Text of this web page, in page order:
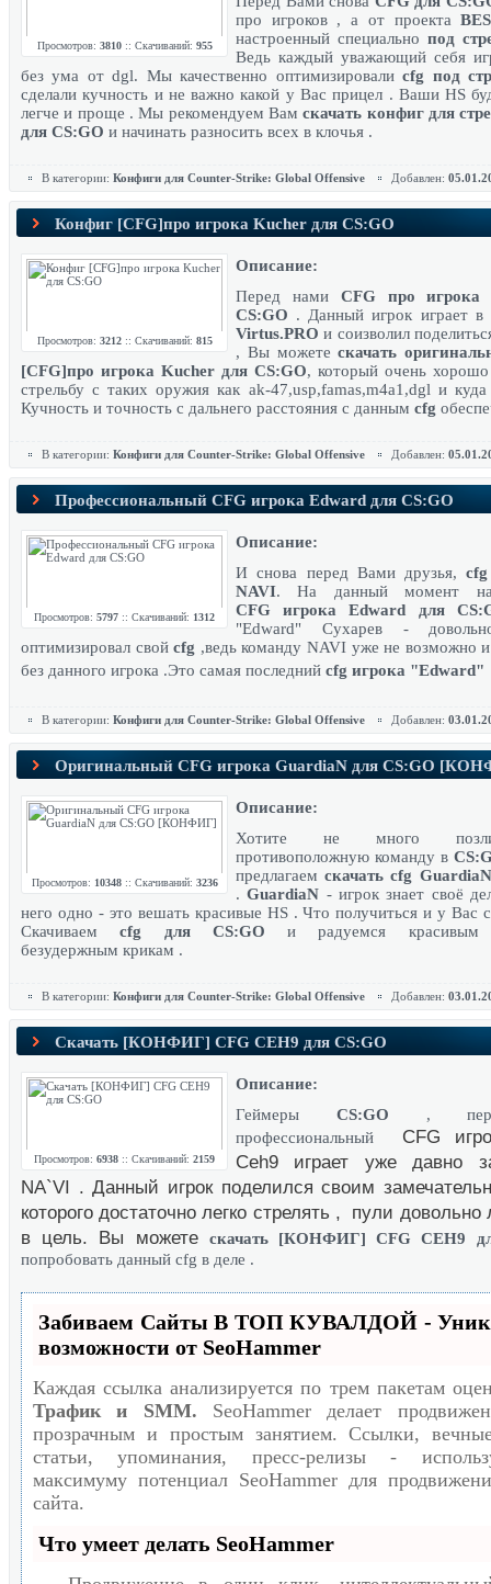
Просмотров: 3810:: Скачиваний: 955
про игроков , а от проекта
настроенный специально под
Ведь каждый уважающий себя
без ума от dgl. Мы качественно оптимизировалиcfg под
сделали кучность и не важно какой у Вас прицел . Ваши HS
легче и проще . Мы рекомендуем Вамскачать конфиг для
для CS:GO и начинать разносить всех в клочья .
В категории: Конфиги для Counter-Strike: Global Offensive Добавлен:
Конфиг [CFG]про игрока Kucher для CS:GO
Просмотров: 3212:: Скачиваний: 815
Описание:
Перед нами CFG про игрока
CS:GO . Данный игрок играет в
Virtus.PRO и соизволил
, Вы можете скачать
[CFG]про игрока Kucher для CS:GO, который очень
стрельбу с таких оружия как ak-47,usp,famas,m4a1,dgl и
Кучность и точность с дальнего расстояния с данным cfg
В категории: Конфиги для Counter-Strike: Global Offensive Добавлен:
Профессиональный CFG игрока Edward для CS:GO
Просмотров: 5797 :: Скачиваний: 1312
Описание:
И снова перед Вами друзья,cfg
NAVI. На данный момент
CFG игрока Edward для
"Edward" Cухарев -
оптимизировал свойcfg ,ведь команду NAVI уже не возможно и
без данного игрока .Это самая последний cfg игрока "Edward"
В категории: Конфиги для Counter-Strike: Global Offensive Добавлен:
Оригинальный CFG игрока GuardiaN для CS:GO
Просмотров: 10348:: Скачиваний: 3236
Описание:
Хотите не много
противоположную команду в
предлагаемскачать cfg
.GuardiaN - игрок знает своё
него одно - это вешать красивые HS . Что получиться и у Вас
Скачиваемcfg для CS:GO и радуемся
безудержным крикам .
В категории: Конфиги для Counter-Strike: Global Offensive Добавлен:
Скачать [КОНФИГ] CFG CEH9 для CS:GO
Просмотров: 6938 :: Скачиваний: 2159
Описание:
Геймеры CS:GO ,
профессиональный
CFG
Ceh9 играет уже давно
NA`VI . Данный игрок поделился своим
которого достаточно легко стрелять , пули довольно
в цель. Вы можете скачать [КОНФИГ] CFG CEH9
попробовать данный cfg в деле .
Забиваем Сайты В ТОП КУВАЛДОЙ -
возможности от SeoHammer
Каждая ссылка анализируется по трем пакетам
Трафик и SMM. SeoHammer делает
прозрачным и простым занятием. Ссылки,
статьи, упоминания, пресс-релизы -
максимуму потенциал SeoHammer для
сайта.
Что умеет делать SeoHammer